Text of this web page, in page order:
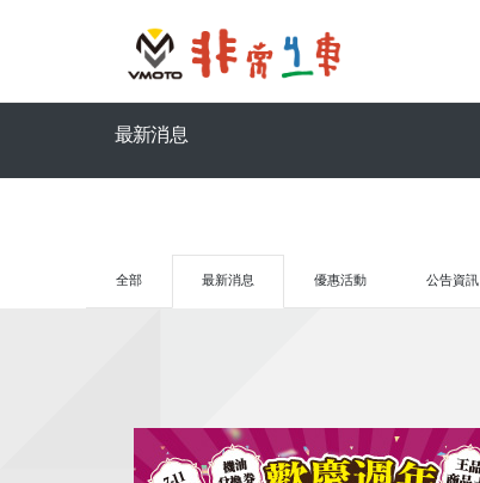
最新消息
全部 最新消息 優惠活動 公告資訊